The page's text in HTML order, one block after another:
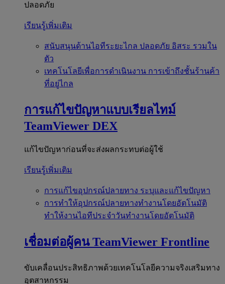
ปลอดภัย
เรียนรู้เพิ่มเติม
สนับสนุนด้านไอทีระยะไกล ปลอดภัย อิสระ รวมใน
ตัว
เทคโนโลยีเพื่อการดำเนินงาน การเข้าถึงชั้นร้านค้า
ที่อยู่ไกล
การแก้ไขปัญหาแบบเรียลไทม์
TeamViewer DEX
แก้ไขปัญหาก่อนที่จะส่งผลกระทบต่อผู้ใช้
เรียนรู้เพิ่มเติม
การแก้ไขอุปกรณ์ปลายทาง ระบุและแก้ไขปัญหา
การทำให้อุปกรณ์ปลายทางทำงานโดยอัตโนมัติ
ทำให้งานไอทีประจำวันทำงานโดยอัตโนมัติ
เชื่อมต่อผู้คน TeamViewer Frontline
ขับเคลื่อนประสิทธิภาพด้วยเทคโนโลยีความจริงเสริมทาง
อุตสาหกรรม